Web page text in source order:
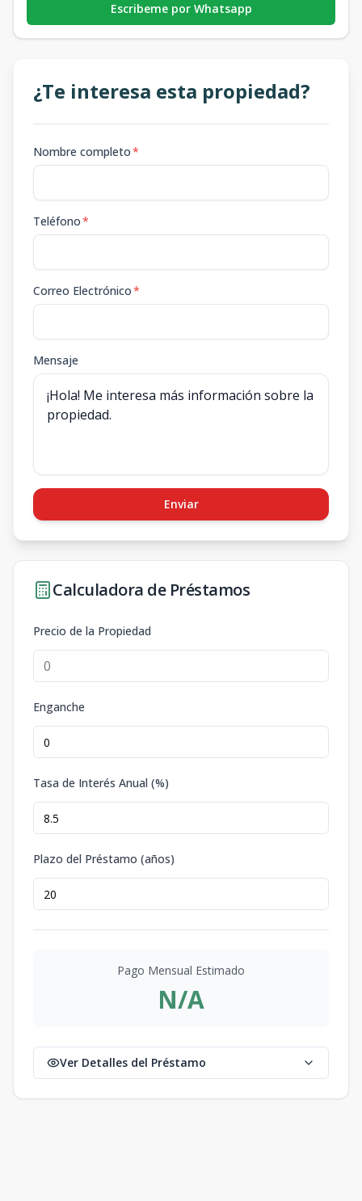
Escribeme por Whatsapp
¿Te interesa esta propiedad?
Nombre completo*
Teléfono*
Correo Electrónico*
Mensaje
Enviar
Calculadora de Préstamos
Precio de la Propiedad
Enganche
Tasa de Interés Anual (%)
Plazo del Préstamo (años)
Pago Mensual Estimado
N/A
Ver Detalles del Préstamo